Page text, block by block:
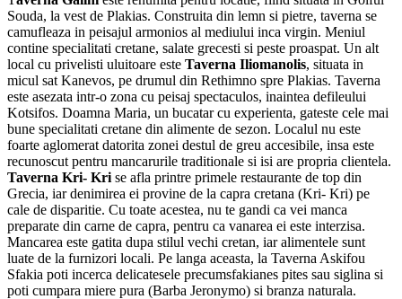
Souda, la vest de Plakias. Construita din lemn si pietre, taverna se
camufleaza in peisajul armonios al mediului inca virgin. Meniul
contine specialitati cretane, salate grecesti si peste proaspat. Un alt
local cu privelisti uluitoare este Taverna Iliomanolis, situata in
micul sat Kanevos, pe drumul din Rethimno spre Plakias. Taverna
este asezata intr-o zona cu peisaj spectaculos, inaintea defileului
Kotsifos. Doamna Maria, un bucatar cu experienta, gateste cele mai
bune specialitati cretane din alimente de sezon. Localul nu este
foarte aglomerat datorita zonei destul de greu accesibile, insa este
recunoscut pentru mancarurile traditionale si isi are propria clientela.
Taverna Kri- Kri se afla printre primele restaurante de top din
Grecia, iar denimirea ei provine de la capra cretana (Kri- Kri) pe
cale de disparitie. Cu toate acestea, nu te gandi ca vei manca
preparate din carne de capra, pentru ca vanarea ei este interzisa.
Mancarea este gatita dupa stilul vechi cretan, iar alimentele sunt
luate de la furnizori locali. Pe langa aceasta, la Taverna Askifou
Sfakia poti incerca delicatesele precumsfakianes pites sau siglina si
poti cumpara miere pura (Barba Jeronymo) si branza naturala.